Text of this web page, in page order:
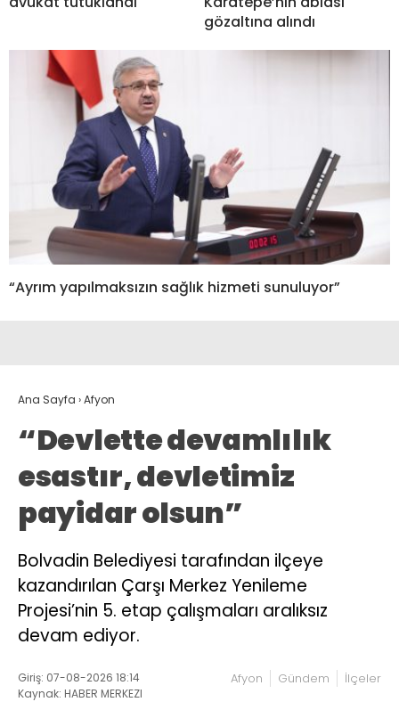
gözaltına alındı
“Ayrım yapılmaksızın sağlık hizmeti sunuluyor”
Ana Sayfa ›Afyon
“Devlette devamlılık
esastır, devletimiz
payidar olsun”
Bolvadin Belediyesi tarafından ilçeye
kazandırılan Çarşı Merkez Yenileme
Projesi’nin 5. etap çalışmaları aralıksız
devam ediyor.
Giriş: 07-08-2026 18:14
Kaynak: HABER MERKEZI
Afyon Gündem İlçeler